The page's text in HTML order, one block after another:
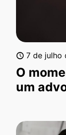
7 de julho
O
um